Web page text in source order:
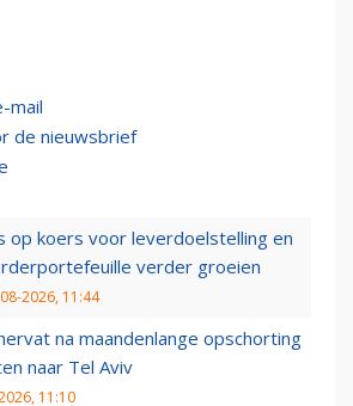
mail
de nieuwsbrief
op koers voor leverdoelstelling en
verder groeien
2026, 11:44
na maandenlange opschorting
naar Tel Aviv
11:10